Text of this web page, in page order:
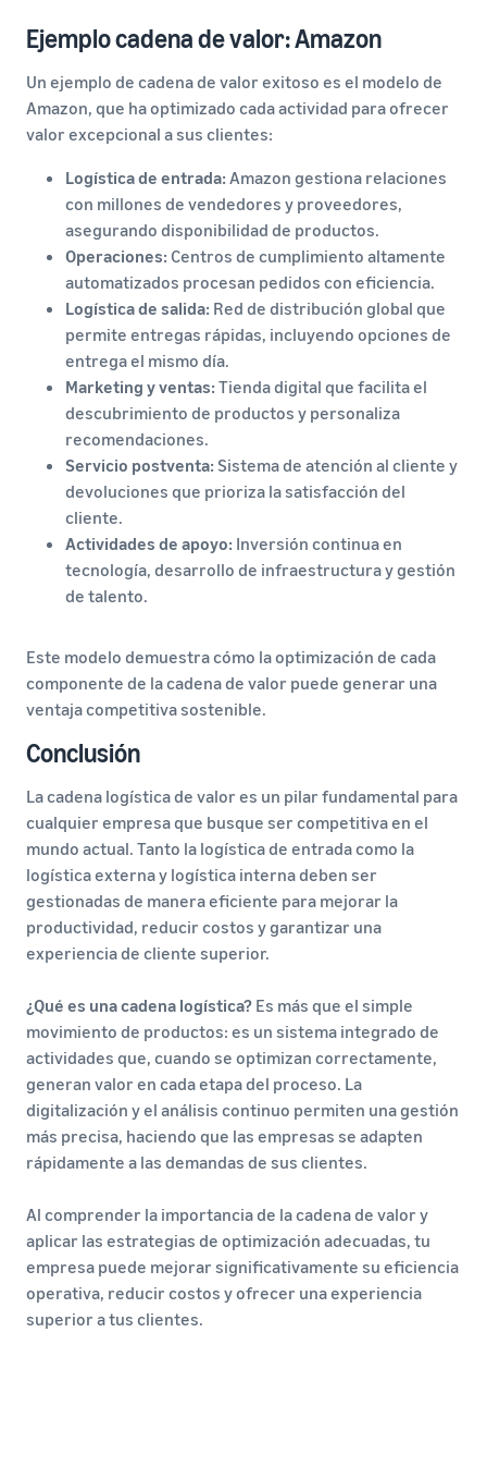
Ejemplo cadena de valor: Amazon
Un ejemplo de cadena de valor exitoso es el modelo de
Amazon, que ha optimizado cada actividad para ofrecer
valor excepcional a sus clientes:
Logística de entrada:Amazon gestiona relaciones
con millones de vendedores y proveedores,
asegurando disponibilidad de productos.
Operaciones: Centros de cumplimiento altamente
automatizados procesan pedidos con eficiencia.
Logística de salida: Red de distribución global que
permite entregas rápidas, incluyendo opciones de
entrega el mismo día.
Marketing y ventas:Tienda digital que facilita el
descubrimiento de productos y personaliza
recomendaciones.
Servicio postventa: Sistema de atención al cliente y
devoluciones que prioriza la satisfacción del
cliente.
Actividades de apoyo: Inversión continua en
tecnología, desarrollo de infraestructura y gestión
de talento.
Este modelo demuestra cómo la optimización de cada
componente de la cadena de valor puede generar una
ventaja competitiva sostenible.
Conclusión
La cadena logística de valor es un pilar fundamental para
cualquier empresa que busque ser competitiva en el
mundo actual. Tanto la logística de entrada como la
logística externa y logística interna deben ser
gestionadas de manera eficiente para mejorar la
productividad, reducir costos y garantizar una
experiencia de cliente superior.
¿Qué es una cadena logística? Es más que el simple
movimiento de productos: es un sistema integrado de
actividades que, cuando se optimizan correctamente,
generan valor en cada etapa del proceso. La
digitalización y el análisis continuo permiten una gestión
más precisa, haciendo que las empresas se adapten
rápidamente a las demandas de sus clientes.
Al comprender la importancia de la cadena de valor y
aplicar las estrategias de optimización adecuadas, tu
empresa puede mejorar significativamente su eficiencia
operativa, reducir costos y ofrecer una experiencia
superior a tus clientes.